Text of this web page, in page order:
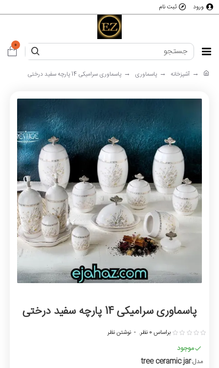
ورود ثبت نام
0
آشپزخانه پاسماوری پاسماوری سرامیکی 14 پارچه سفید درختی
پاسماوری سرامیکی 14 پارچه سفید درختی
موجود
مدل:tree ceramic jar
براساس 0 نظر. - نوشتن نظر